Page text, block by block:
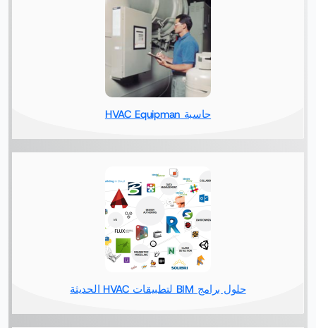
حاسبة HVAC Equipman
حلول برامج BIM لتطبيقات HVAC الحديثة